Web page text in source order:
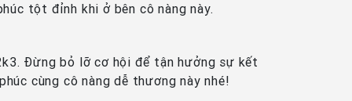
tột đỉnh khi ở bên cô nàng này.
Đừng bỏ lỡ cơ hội để tận hưởng sự kết
cùng cô nàng dễ thương này nhé!